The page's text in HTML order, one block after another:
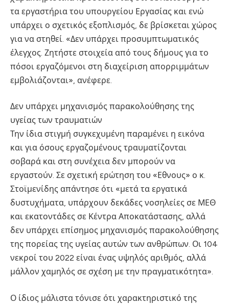
τα εργαστήρια του υπουργείου Εργασίας και ενώ
υπάρχει ο σχετικός εξοπλισμός, δε βρίσκεται χώρος
για να στηθεί. «Δεν υπάρχει προσυμπτωματικός
έλεγχος. Ζητήστε στοιχεία από τους δήμους για το
πόσοι εργαζόμενοι στη διαχείριση απορριμμάτων
εμβολιάζονται», ανέφερε.
Δεν υπάρχει μηχανισμός παρακολούθησης της
υγείας των τραυματιών
Την ίδια στιγμή συγκεχυμένη παραμένει η εικόνα
και για όσους εργαζομένους τραυματίζονται
σοβαρά και στη συνέχεια δεν μπορούν να
εργαστούν. Σε σχετική ερώτηση του «Εθνους» ο κ.
Στοϊμενίδης απάντησε ότι «μετά τα εργατικά
δυστυχήματα, υπάρχουν δεκάδες νοσηλείες σε ΜΕΘ
και εκατοντάδες σε Κέντρα Αποκατάστασης, αλλά
δεν υπάρχει επίσημος μηχανισμός παρακολούθησης
της πορείας της υγείας αυτών των ανθρώπων. Οι 104
νεκροί του 2022 είναι ένας υψηλός αριθμός, αλλά
μάλλον χαμηλός σε σχέση με την πραγματικότητα».
Ο ίδιος μάλιστα τόνισε ότι χαρακτηριστικό της